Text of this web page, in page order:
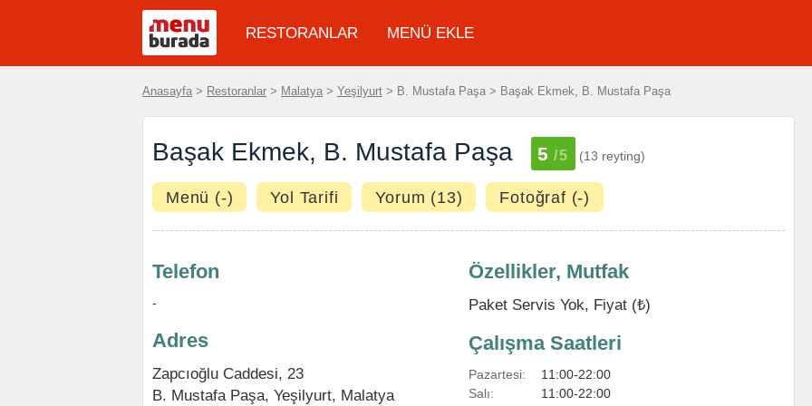
RESTORANLAR MENÜ EKLE
Anasayfa > Restoranlar > Malatya > Yeşilyurt > B. Mustafa Paşa > Başak Ekmek, B. Mustafa Paşa
Başak Ekmek, B. Mustafa Paşa 5 /5 (13 reyting)
Menü (-) Yol Tarifi Yorum (13) Fotoğraf (-)
Telefon
-
Adres
Zapcıoğlu Caddesi, 23
B. Mustafa Paşa, Yeşilyurt, Malatya
Özellikler, Mutfak
Paket Servis Yok, Fiyat (₺)
Çalışma Saatleri
Pazartesi:
11:00-22:00
Salı:
11:00-22:00